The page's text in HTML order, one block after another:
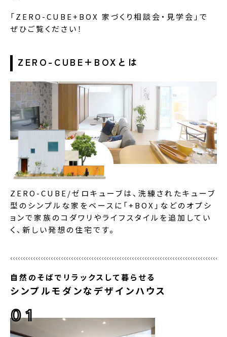
「ZERO-CUBE+BOX 家づくり相談会・見学会」で
ぜひご覧ください！
ZERO-CUBE+BOXとは
ZERO-CUBE/ゼロキューブは、洗練されたキューブ
型のシンプルな家をベースに「+BOX」などのオプシ
ョンで家族のコダワリやライフスタイルを追加してい
く、新しい発想の住宅です。
自然のそばでリラックスして暮らせる
シンプルモダンなデザインハウス
01